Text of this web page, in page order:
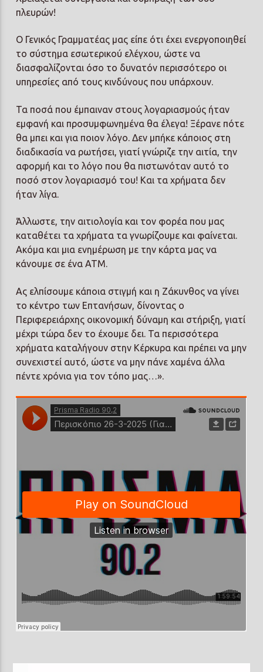
πλευρών!
Ο Γενικός Γραμματέας μας είπε ότι έχει ενεργοποιηθεί
το σύστημα εσωτερικού ελέγχου, ώστε να
διασφαλίζονται όσο το δυνατόν περισσότερο οι
υπηρεσίες από τους κινδύνους που υπάρχουν.
Τα ποσά που έμπαιναν στους λογαριασμούς ήταν
εμφανή και προσυμφωνημένα θα έλεγα! Ξέρανε πότε
θα μπει και για ποιον λόγο. Δεν μπήκε κάποιος στη
διαδικασία να ρωτήσει, γιατί γνώριζε την αιτία, την
αφορμή και το λόγο που θα πιστωνόταν αυτό το
ποσό στον λογαριασμό του! Και τα χρήματα δεν
ήταν λίγα.
Άλλωστε, την αιτιολογία και τον φορέα που μας
καταθέτει τα χρήματα τα γνωρίζουμε και φαίνεται.
Ακόμα και μια ενημέρωση με την κάρτα μας να
κάνουμε σε ένα ΑΤΜ.
Ας ελπίσουμε κάποια στιγμή και η Ζάκυνθος να γίνει
το κέντρο των Επτανήσων, δίνοντας ο
Περιφερειάρχης οικονομική δύναμη και στήριξη, γιατί
μέχρι τώρα δεν το έχουμε δει. Τα περισσότερα
χρήματα καταλήγουν στην Κέρκυρα και πρέπει να μην
συνεχιστεί αυτό, ώστε να μην πάνε χαμένα άλλα
πέντε χρόνια για τον τόπο μας…».